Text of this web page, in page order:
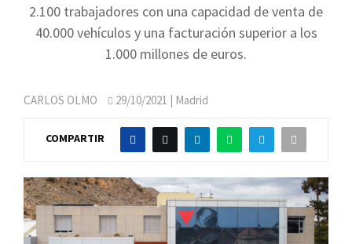
2.100 trabajadores con una capacidad de venta de
40.000 vehículos y una facturación superior a los
1.000 millones de euros.
CARLOS OLMO 29/10/2021 | Madrid
COMPARTIR